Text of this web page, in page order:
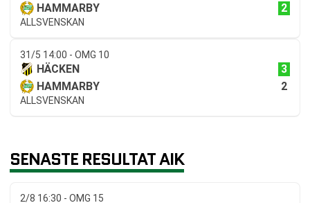
HAMMARBY
2
ALLSVENSKAN
31/5 14:00 - OMG 10
HÄCKEN
3
HAMMARBY
2
ALLSVENSKAN
SENASTE RESULTAT AIK
2/8 16:30 - OMG 15